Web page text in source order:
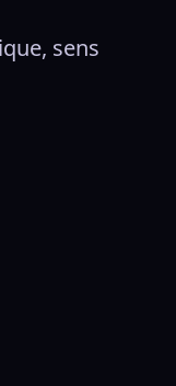
sens